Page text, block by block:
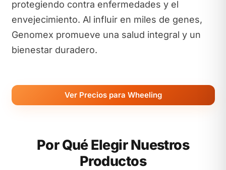
protegiendo contra enfermedades y el
envejecimiento. Al influir en miles de genes,
Genomex promueve una salud integral y un
bienestar duradero.
Ver Precios para Wheeling
Por Qué Elegir Nuestros
Productos